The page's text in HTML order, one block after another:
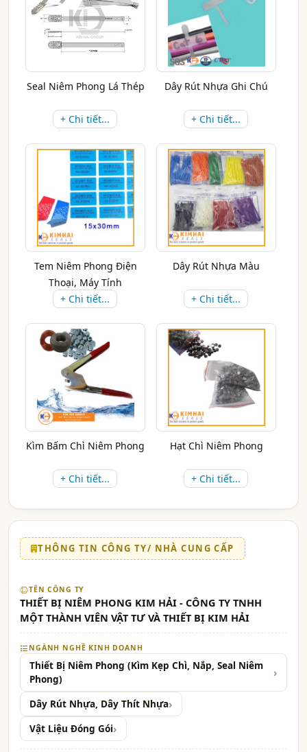
Seal Niêm Phong Lá Thép
+ Chi tiết...
Dây Rút Nhựa Ghi Chú
+ Chi tiết...
Tem Niêm Phong Điện
Thoại, Máy Tính
+ Chi tiết...
Dây Rút Nhựa Màu
+ Chi tiết...
Kìm Bấm Chì Niêm Phong
+ Chi tiết...
Hạt Chì Niêm Phong
+ Chi tiết...
THÔNG TIN CÔNG TY/ NHÀ CUNG CẤP
TÊN CÔNG TY
THIẾT BỊ NIÊM PHONG KIM HẢI - CÔNG TY TNHH
MỘT THÀNH VIÊN VẬT TƯ VÀ THIẾT BỊ KIM HẢI
NGÀNH NGHỀ KINH DOANH
Thiết Bị Niêm Phong (Kìm Kẹp Chì, Nắp, Seal Niêm
Phong)
Dây Rút Nhựa, Dây Thít Nhựa
Vật Liệu Đóng Gói